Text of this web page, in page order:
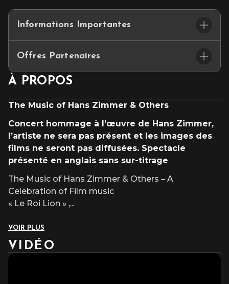
Informations Importantes
L’accès au site et/ou aux places numérotées n’est pas garanti
Concert hommage à l’œuvre de Hans Zimmer, l’artiste ne sera pas
présenté en anglais sans sur-titrage
Offres Partenaires
Restaurant Au Bureau
sur présentation du billet d’entrée le jour du concert.
🎟️ Bénéficiez de -10% de réduction au restaurant
Hippopotamus, sur présentation du billet d’entrée le jour du
concert.
Hôtel B&B
🎟️ Bénéficiez -10% de réduction à l’hôtelB&B
, sur
présentation du billet d’entrée à la réservation et le jour du
concert.
À PROPOS
The Music of Hans Zimmer & Others
Concert hommage à l’œuvre de Hans Zimmer,
l’artiste ne sera pas présent et les images des
films ne seront pas diffusées. Spectacle
présenté en anglais sans sur-titrage
The Music of Hans Zimmer & Others – A
Celebration of Film music
« Le Roi Lion » ,...
VOIR PLUS
VIDÉO